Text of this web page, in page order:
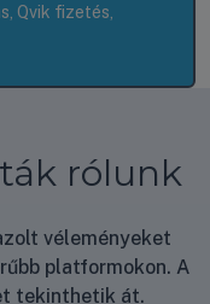
Qvik fizetés,
rólunk
véleményeket
platformokon. A
tekinthetik át.